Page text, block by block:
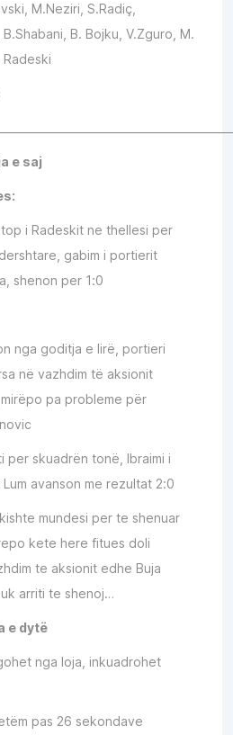
M.Neziri, S.Radiç,
B. Bojku, V.Zguro, M.
Radeski
e saj
i Radeskit ne thellesi per
gabim i portierit
shenon per 1:0
nga goditja e lirë, portieri
në vazhdim të aksionit
pa probleme për
per skuadrën tonë, Ibraimi i
avanson me rezultat 2:0
mundesi per te shenuar
kete here fitues doli
te aksionit edhe Buja
arriti te shenoj…
e dytë
nga loja, inkuadrohet
pas 26 sekondave